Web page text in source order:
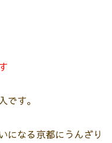
です。
になる京都にうんざり